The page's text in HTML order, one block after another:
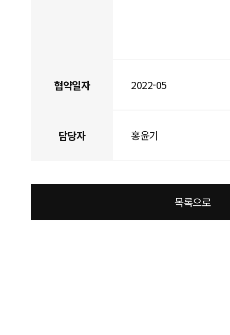
협약일자 2022-05
담당자 홍윤기
목록으로